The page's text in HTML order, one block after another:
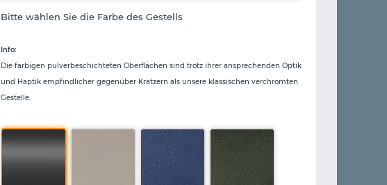
Bitte wählen Sie die Farbe des Gestells
Info:
Die farbigen pulverbeschichteten Oberflächen sind trotz ihrer ansprechenden Optik
und Haptik empfindlicher gegenüber Kratzern als unsere klassischen verchromten
Gestelle.